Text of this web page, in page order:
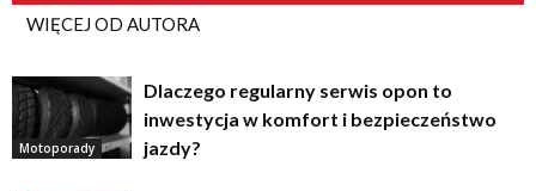
WIĘCEJ OD AUTORA
Motoporady
Dlaczego regularny serwis opon to
inwestycja w komfort i bezpieczeństwo
jazdy?